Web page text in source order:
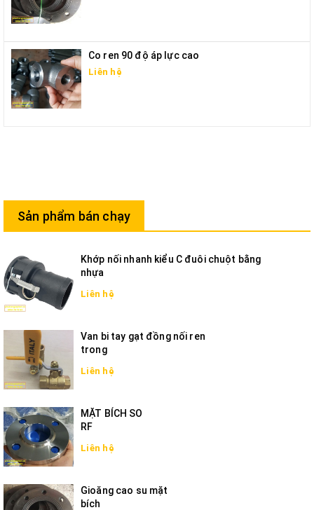
Co ren 90 độ áp lực cao
Liên hệ
Sản phẩm bán chạy
Khớp nối nhanh kiểu C đuôi chuột bằng
nhựa
Liên hệ
Van bi tay gạt đồng nối ren
trong
Liên hệ
MẶT BÍCH SO
RF
Liên hệ
Gioăng cao su mặt
bích